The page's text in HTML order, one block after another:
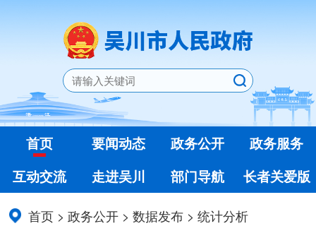
首页 要闻动态 政务公开
政务服务
互动交流
走进吴川 部门导航 长者关爱版
首页 >政务公开 >数据发布 >统计分析